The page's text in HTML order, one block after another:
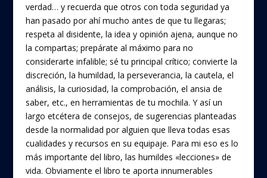
verdad… y recuerda que otros con toda seguridad ya
han pasado por ahí mucho antes de que tu llegaras;
respeta al disidente, la idea y opinión ajena, aunque no
la compartas; prepárate al máximo para no
considerarte infalible; sé tu principal crítico; convierte la
discreción, la humildad, la perseverancia, la cautela, el
análisis, la curiosidad, la comprobación, el ansia de
saber, etc., en herramientas de tu mochila. Y así un
largo etcétera de consejos, de sugerencias planteadas
desde la normalidad por alguien que lleva todas esas
cualidades y recursos en su equipaje. Para mi eso es lo
más importante del libro, las humildes «lecciones» de
vida. Obviamente el libro te aporta innumerables